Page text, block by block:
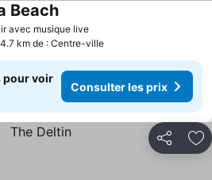
avec musique live
Beach
km de : Centre-ville
pour voir
Consulter les prix
Partager